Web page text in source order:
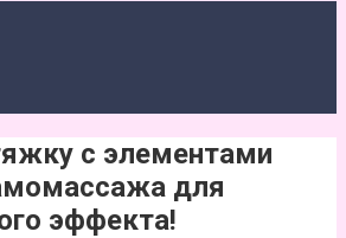
с элементами
для
эффекта!